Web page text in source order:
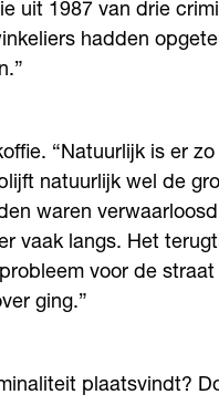
uit 1987 van drie
hadden
“Natuurlijk is er
natuurlijk wel de
waren
vaak langs. Het
voor de
ging.”
plaatsvindt?